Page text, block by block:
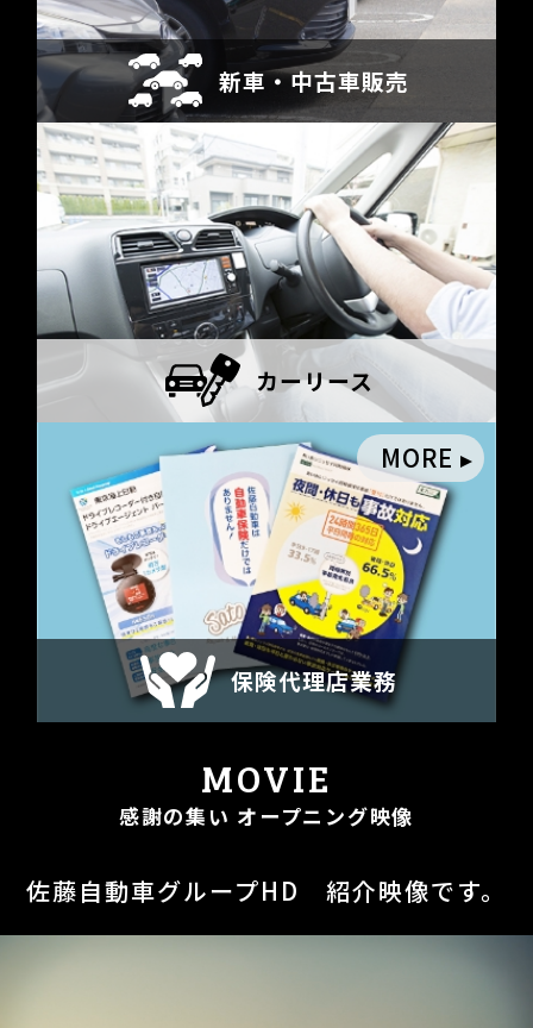
新車・中古車販売
カーリース
保険代理店業務
MORE
MOVIE
感謝の集い オープニング映像
佐藤自動車グループHD 紹介映像です。